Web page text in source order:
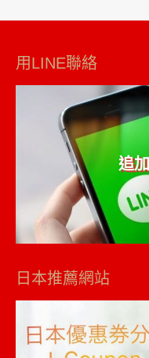
用LINE聯絡
追
日本推薦網站